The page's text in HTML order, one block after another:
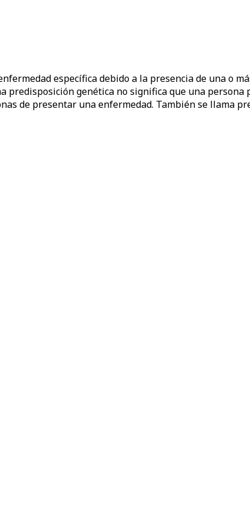
específica debido a la presencia de una o
predisposición genética no significa que una
de presentar una enfermedad. También se llama